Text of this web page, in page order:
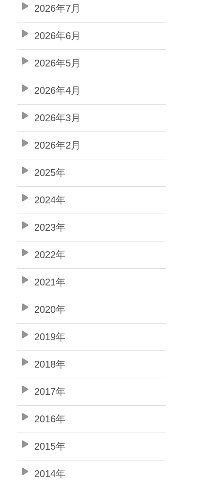
2026年7月
2026年6月
2026年5月
2026年4月
2026年3月
2026年2月
2025年
2024年
2023年
2022年
2021年
2020年
2019年
2018年
2017年
2016年
2015年
2014年